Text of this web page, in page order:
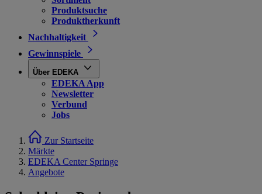
Produktsuche
Produktherkunft
Nachhaltigkeit
Gewinnspiele
Über EDEKA
EDEKA App
Newsletter
Verbund
Jobs
Zur Startseite
Märkte
EDEKA Center Springe
Angebote